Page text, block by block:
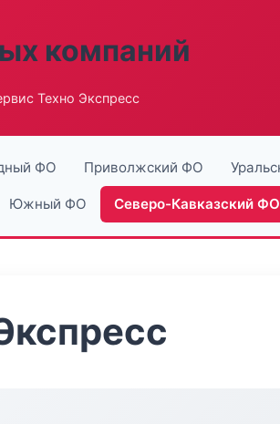
компаний
Техно Экспресс
ФО Приволжский ФО
Южный ФО Северо-Кавказский ФО